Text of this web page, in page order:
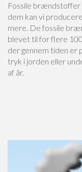
Fossile brændstoffer
dem kan vi
mere. De fossile
blevet til for flere
der gennem tiden er
tryk i jorden eller
af år.